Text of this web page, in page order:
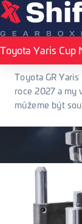
Toyota Yaris Cup
Toyota Yaris
Toyota GR
roce 2027 a my
můžeme být